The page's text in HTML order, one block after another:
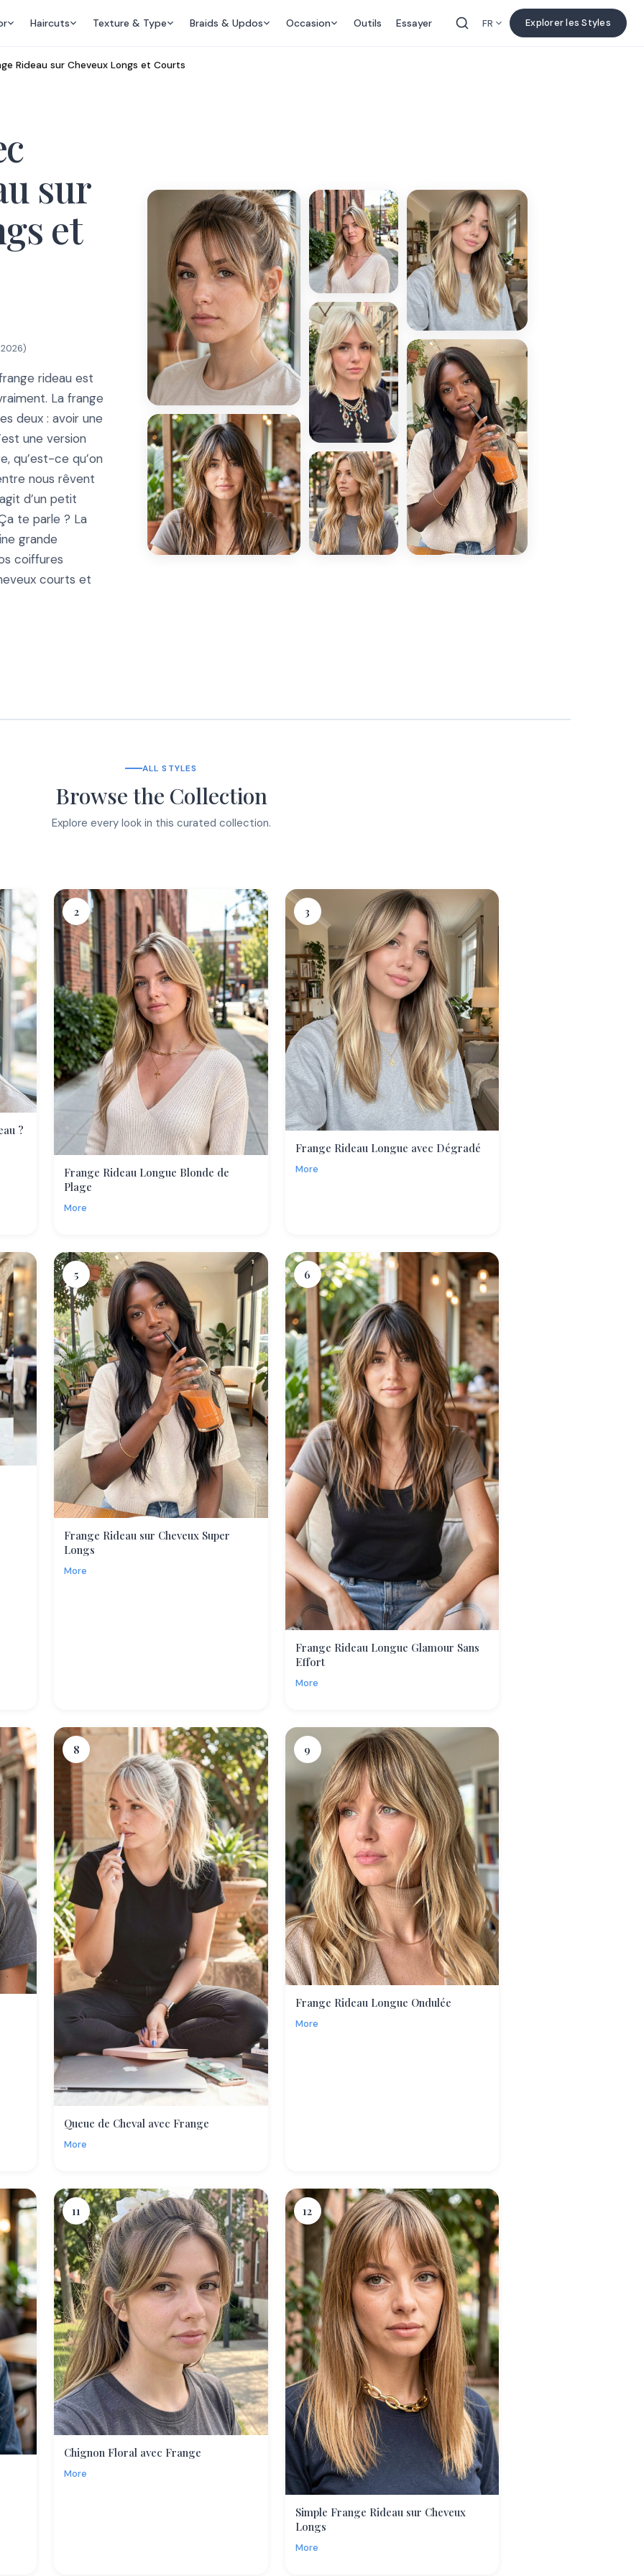
Haircuts Texture & Type Braids & Updos Occasion Outils Essayer FR Explorer les Styles
Rideau sur Cheveux Longs et Courts
sur
et
)
rideau est
La frange
deux : avoir une
une version
qu’est-ce qu’on
nous rêvent
d’un petit
te parle ? La
grande
coiffures
courts et
ALL STYLES
Browse the Collection
Explore every look in this curated collection.
?
2
Frange Rideau Longue Blonde de
Plage
More
3
Frange Rideau Longue avec Dégradé
More
5
Frange Rideau sur Cheveux Super
Longs
More
6
Frange Rideau Longue Glamour Sans
Effort
More
8
Queue de Cheval avec Frange
More
9
Frange Rideau Longue Ondulée
More
11
Chignon Floral avec Frange
More
12
Simple Frange Rideau sur Cheveux
Longs
More